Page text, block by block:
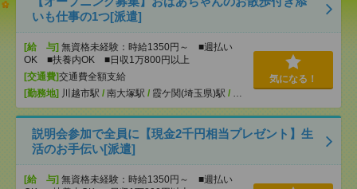
いも仕事の1つ[派遣]
[給 与] 無資格未経験：時給1350円～ ■週払い
OK ■扶養内OK ■日収1万800円以上
[交通費]交通費全額支給
[勤務地] 川越市駅 / 南大塚駅 / 霞ケ関(埼玉県)駅 / …
気になる！
説明会参加で全員に【現金2千円相当プレゼント】生
活のお手伝い[派遣]
[給 与] 無資格未経験：時給1350円～ ■週払い